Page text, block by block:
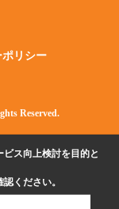
リシー
Reserved.
ス向上検討を目的と
認ください。